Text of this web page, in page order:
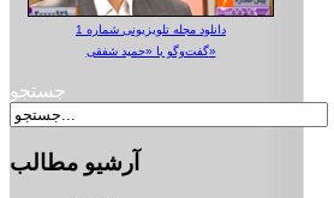
دانلود مجله تلویزیونی شماره 1
گفت‌وگو با «حمید شفقی»
جستجو
آرشیو مطالب